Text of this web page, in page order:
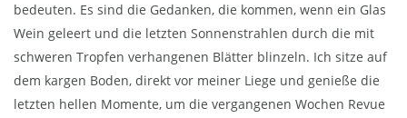
bedeuten. Es sind die Gedanken, die kommen, wenn ein Glas
Wein geleert und die letzten Sonnenstrahlen durch die mit
schweren Tropfen verhangenen Blätter blinzeln. Ich sitze auf
dem kargen Boden, direkt vor meiner Liege und genieße die
letzten hellen Momente, um die vergangenen Wochen Revue